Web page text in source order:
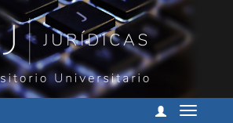
Cambiar